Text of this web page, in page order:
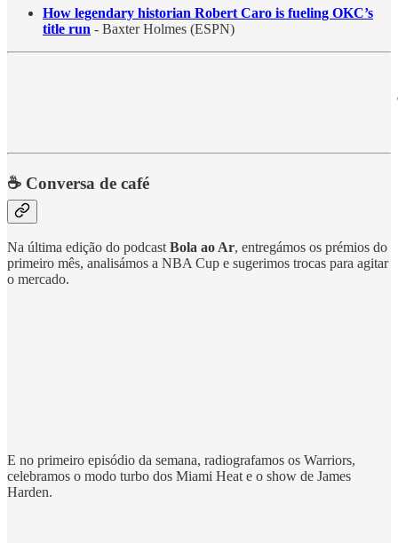
How legendary historian Robert Caro is fueling OKC’s
title run - Baxter Holmes (ESPN)
☕ Conversa de café
Na última edição do podcastBola ao Ar, entregámos os prémios do
primeiro mês, analisámos a NBA Cup e sugerimos trocas para agitar
o mercado.
E no primeiro episódio da semana, radiografamos os Warriors,
celebramos o modo turbo dos Miami Heat e o show de James
Harden.